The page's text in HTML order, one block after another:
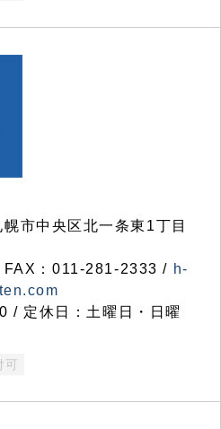
市中央区北一条東1丁目
：011-281-2333 / h-
/ 定休日：土曜日・日曜
可